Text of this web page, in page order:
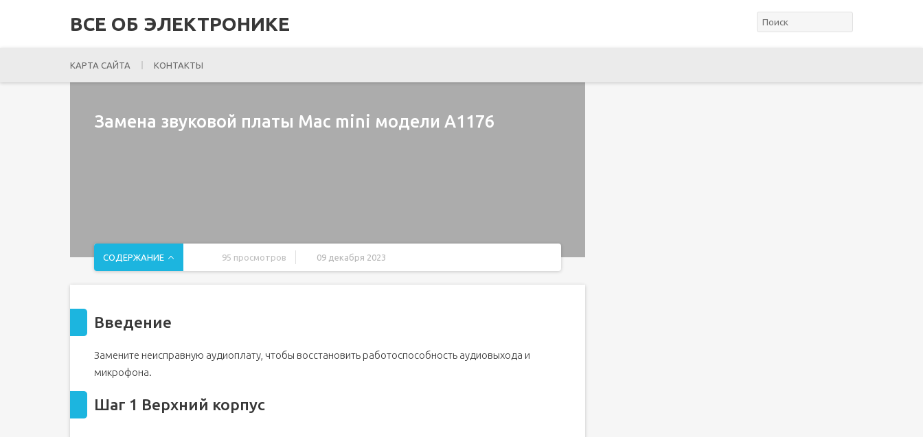
ВСЕ ОБ ЭЛЕКТРОНИКЕ
КАРТА САЙТА КОНТАКТЫ
Замена звуковой платы Mac mini модели A1176
СОДЕРЖАНИЕ 95 просмотров 09 декабря 2023
Шаг 2
Шаг 4
Шаг 5
Шаг 7 Внутренняя рамка
Введение
Замените неисправную аудиоплату, чтобы восстановить работоспособность аудиовыхода и
микрофона.
Шаг 1 Верхний корпус